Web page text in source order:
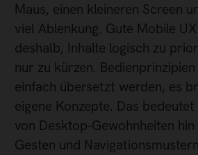
Maus, einen kleineren Screen
viel Ablenkung. Gute Mobile
deshalb, Inhalte logisch zu
nur zu kürzen.
einfach übersetzt werden, es
eigene Konzepte. Das
von Desktop-Gewohnheiten hin
Gesten und